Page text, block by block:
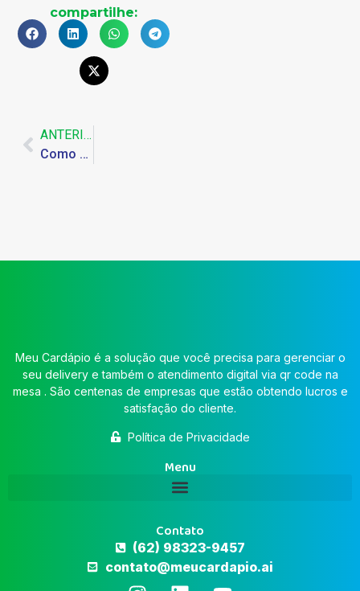
compartilhe:
ANTERIOR
Como agências estão rastreando pedidos de restaurantes usando GTM e API de conversão
Meu Cardápio é a solução que você precisa para gerenciar o
seu delivery e também o atendimento digital via qr code na
mesa . São centenas de empresas que estão obtendo lucros e
satisfação do cliente.
Política de Privacidade
Menu
Contato
(62) 98323-9457
contato@meucardapio.ai